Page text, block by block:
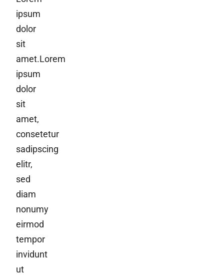
ipsum
dolor
sit
amet.Lorem
ipsum
dolor
sit
amet,
consetetur
sadipscing
elitr,
sed
diam
nonumy
eirmod
tempor
invidunt
ut